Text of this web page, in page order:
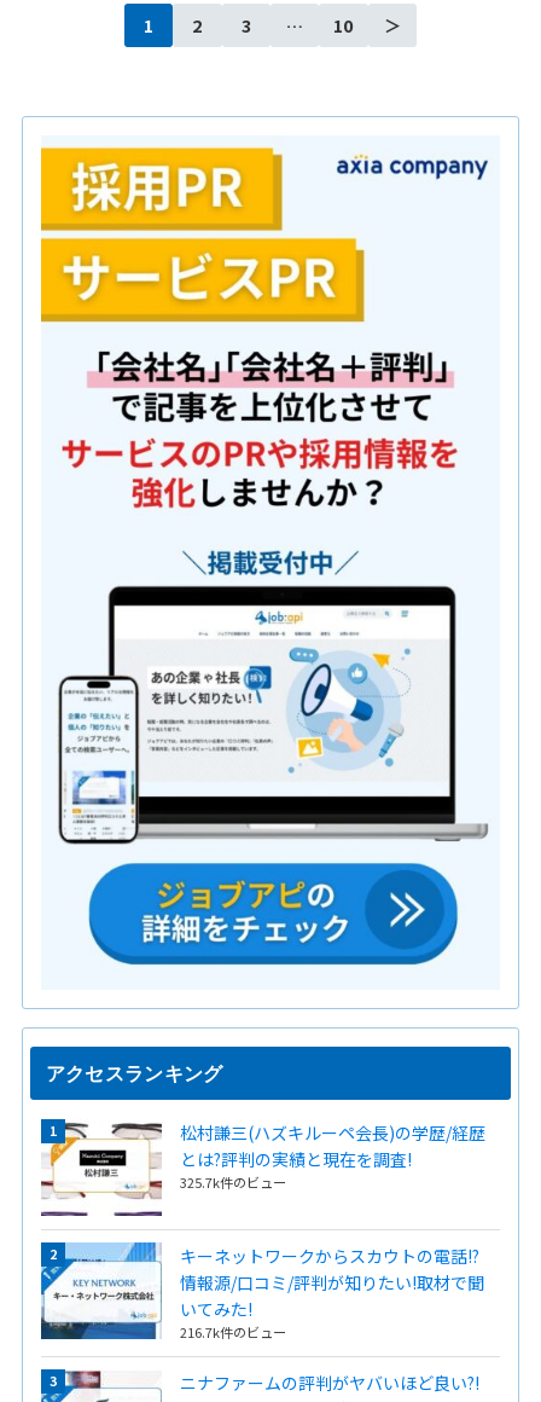
1 2 3 … 10 ＞
アクセスランキング
松村謙三(ハズキルーペ会長)の学歴/経歴
とは?評判の実績と現在を調査!
325.7k件のビュー
キーネットワークからスカウトの電話!?
情報源/口コミ/評判が知りたい!取材で聞
いてみた!
216.7k件のビュー
ニナファームの評判がヤバいほど良い?!